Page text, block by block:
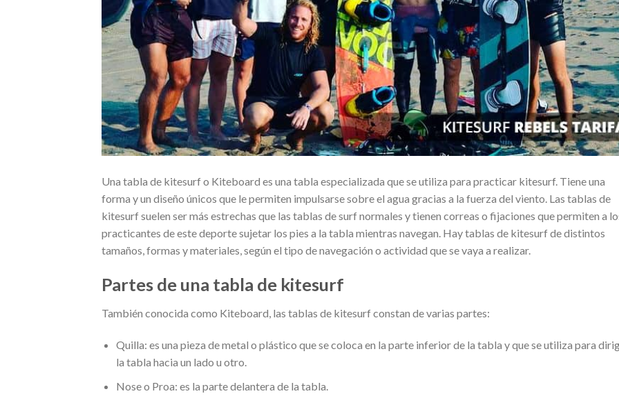
Una tabla de kitesurf o Kiteboard es una tabla especializada que se utiliza para practicar kitesurf. Tiene una
forma y un diseño únicos que le permiten impulsarse sobre el agua gracias a la fuerza del viento. Las tablas de
kitesurf suelen ser más estrechas que las tablas de surf normales y tienen correas o fijaciones que permiten a
practicantes de este deporte sujetar los pies a la tabla mientras navegan. Hay tablas de kitesurf de distintos
tamaños, formas y materiales, según el tipo de navegación o actividad que se vaya a realizar.
Partes de una tabla de kitesurf
También conocida como Kiteboard, las tablas de kitesurf constan de varias partes:
Quilla: es una pieza de metal o plástico que se coloca en la parte inferior de la tabla y que se utiliza para
la tabla hacia un lado u otro.
Nose o Proa: es la parte delantera de la tabla.